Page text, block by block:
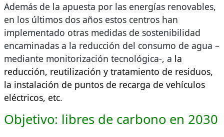
Además de la apuesta por las energías renovables,
en los últimos dos años estos centros han
implementado otras medidas de sostenibilidad
encaminadas a la reducción del consumo de agua –
mediante monitorización tecnológica-, a la
reducción, reutilización y tratamiento de residuos,
la instalación de puntos de recarga de vehículos
eléctricos, etc.
Objetivo: libres de carbono en 2030